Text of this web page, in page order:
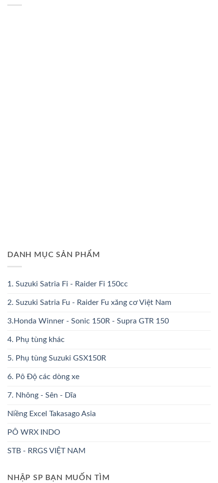
DANH MỤC SẢN PHẨM
1. Suzuki Satria Fi - Raider Fi 150cc
2. Suzuki Satria Fu - Raider Fu xăng cơ Việt Nam
3.Honda Winner - Sonic 150R - Supra GTR 150
4. Phụ tùng khác
5. Phụ tùng Suzuki GSX150R
6. Pô Độ các dòng xe
7. Nhông - Sên - Dĩa
Niềng Excel Takasago Asia
PÔ WRX INDO
STB - RRGS VIỆT NAM
NHẬP SP BẠN MUỐN TÌM